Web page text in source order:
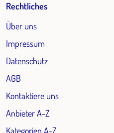
Rechtliches
Über uns
Impressum
Datenschutz
AGB
Kontaktiere uns
Anbieter A-Z
Kategorien A-Z